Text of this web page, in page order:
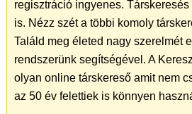
regisztráció ingyenes.
is. Nézz szét a többi komoly
Találd meg életed nagy szerelmét
rendszerünk segítségével. A
olyan online társkereső amit nem
az 50 év felettiek is könnyen